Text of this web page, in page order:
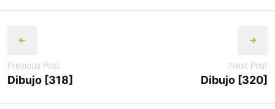
navigation
Previous Post
Dibujo [318]
Next Post
Dibujo [320]